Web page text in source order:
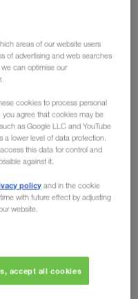
areas of our website users
of advertising and web searches
can optimise our
cookies to process personal
agree that cookies may be
as Google LLC and YouTube
a lower level of data protection.
this data for control and
against it.
policy and in the cookie
with future effect by adjusting
website.
accept all cookies